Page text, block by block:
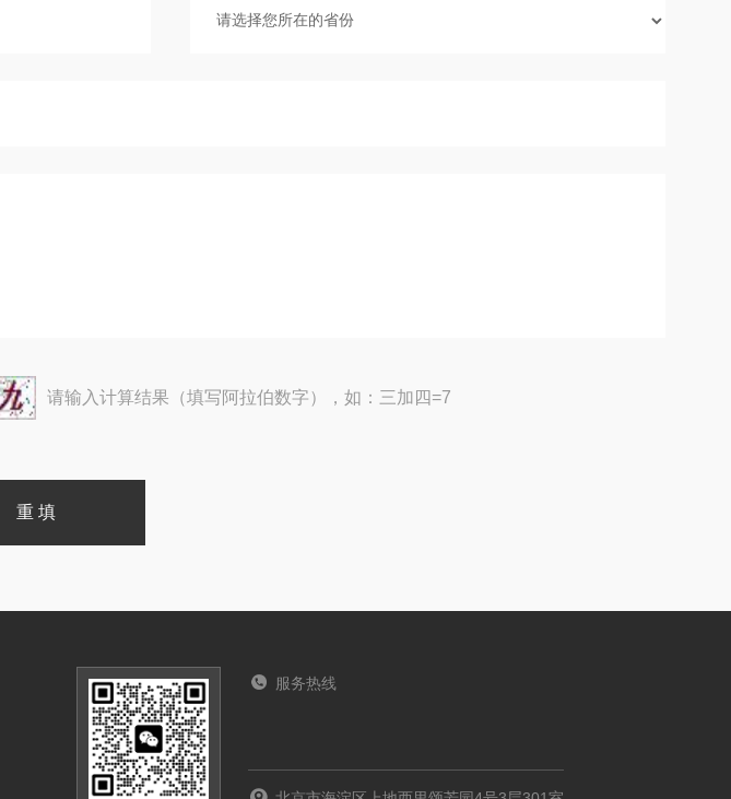
请输入计算结果（填写阿拉伯数字），如：三加四=7
服务热线